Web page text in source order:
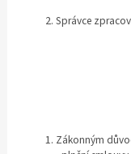
Správce
Zákonným